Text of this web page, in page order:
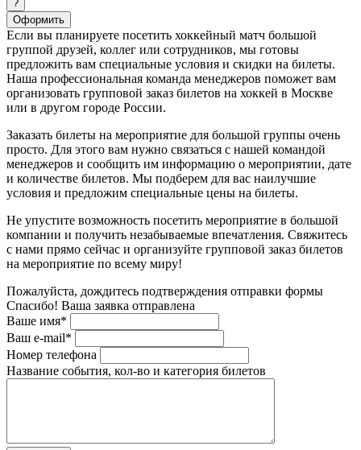
Оформить
Если вы планируете посетить хоккейный матч большой
группой друзей, коллег или сотрудников, мы готовы
предложить вам специальные условия и скидки на билеты.
Наша профессиональная команда менеджеров поможет вам
организовать групповой заказ билетов на хоккей в Москве
или в другом городе России.
Заказать билеты на мероприятие для большой группы очень
просто. Для этого вам нужно связаться с нашей командой
менеджеров и сообщить им информацию о мероприятии, дате
и количестве билетов. Мы подберем для вас наилучшие
условия и предложим специальные цены на билеты.
Не упустите возможность посетить мероприятие в большой
компании и получить незабываемые впечатления. Свяжитесь
с нами прямо сейчас и организуйте групповой заказ билетов
на мероприятие по всему миру!
Пожалуйста, дождитесь подтверждения отправки формы
Спасибо! Ваша заявка отправлена
Ваше имя*
Ваш e-mail*
Номер телефона
Название события, кол-во и категория билетов